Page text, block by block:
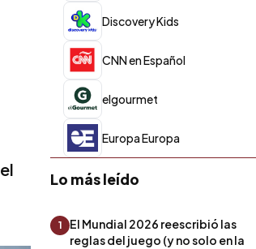
Discovery Kids
CNN en Español
elgourmet
Europa Europa
Lo más leído
1
El Mundial 2026 reescribió las
reglas del juego (y no solo en la